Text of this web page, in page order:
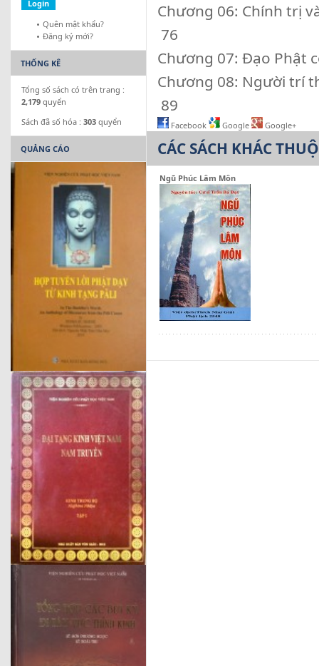
Chương 06: Chính trị
76
Chương 07: Đạo Phật
Chương 08: Người trí
89
Facebook Google Google+
CÁC SÁCH KHÁC
Ngũ Phúc Lâm Môn
Quên mật khẩu?
Đăng ký mới?
THỐNG KÊ
Tổng số sách có trên trang :
2,179 quyển
Sách đã số hóa : 303 quyển
QUẢNG CÁO